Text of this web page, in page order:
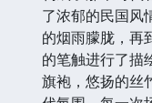
了浓郁的民国风
的烟雨朦胧，再
的笔触进行了描
旗袍，悠扬的丝